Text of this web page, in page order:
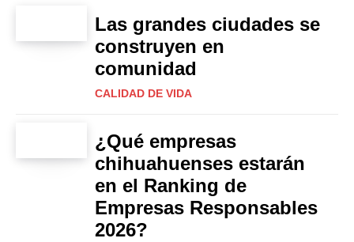
Las grandes ciudades se
construyen en
comunidad
CALIDAD DE VIDA
¿Qué empresas
chihuahuenses estarán
en el Ranking de
Empresas Responsables
2026?